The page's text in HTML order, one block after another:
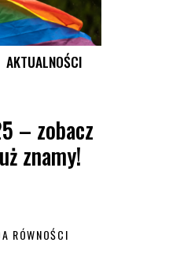
AKTUALNOŚCI
– zobacz
znamy!
RÓWNOŚCI